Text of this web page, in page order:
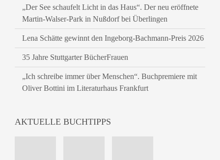
„Der See schaufelt Licht in das Haus“. Der neu eröffnete
Martin-Walser-Park in Nußdorf bei Überlingen
Lena Schätte gewinnt den Ingeborg-Bachmann-Preis 2026
35 Jahre Stuttgarter BücherFrauen
„Ich schreibe immer über Menschen“. Buchpremiere mit
Oliver Bottini im Literaturhaus Frankfurt
AKTUELLE BUCHTIPPS